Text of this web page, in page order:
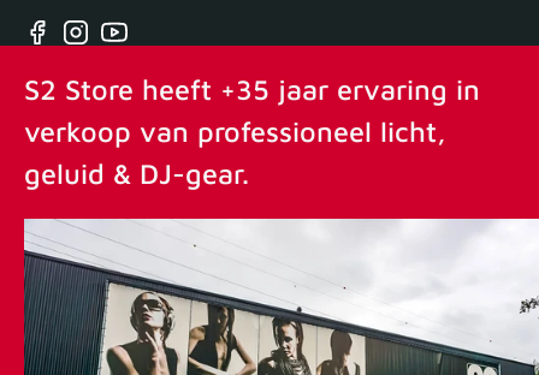
Facebook
Instagram
YouTube
S2 Store heeft +35 jaar ervaring in
verkoop van professioneel licht,
geluid & DJ-gear.